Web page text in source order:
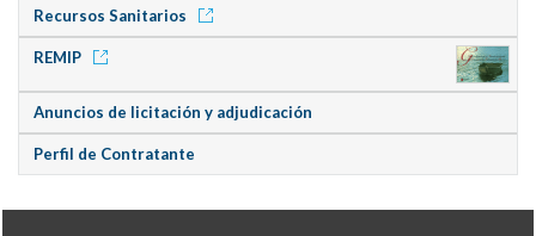
Recursos Sanitarios
REMIP
Anuncios de licitación y adjudicación
Perfil de Contratante